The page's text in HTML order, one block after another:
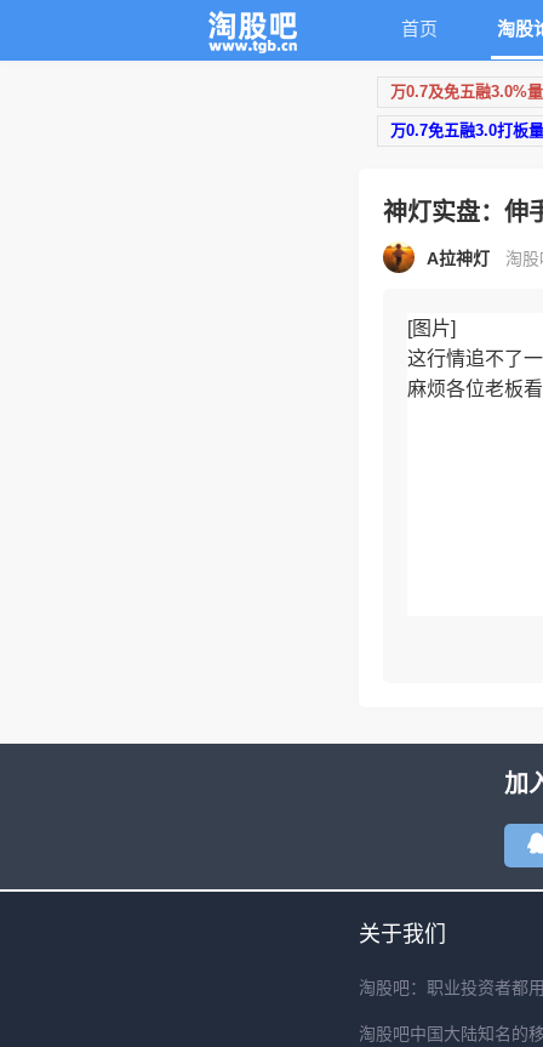
首页 淘股
万0.7及免五融3.0%
万0.7免五融3.0打板
神灯实盘：伸
A拉神灯 淘
[图片]
这行情追不了
麻烦各位老板
加
关于我们
淘股吧：职业投资者都
淘股吧中国大陆知名的